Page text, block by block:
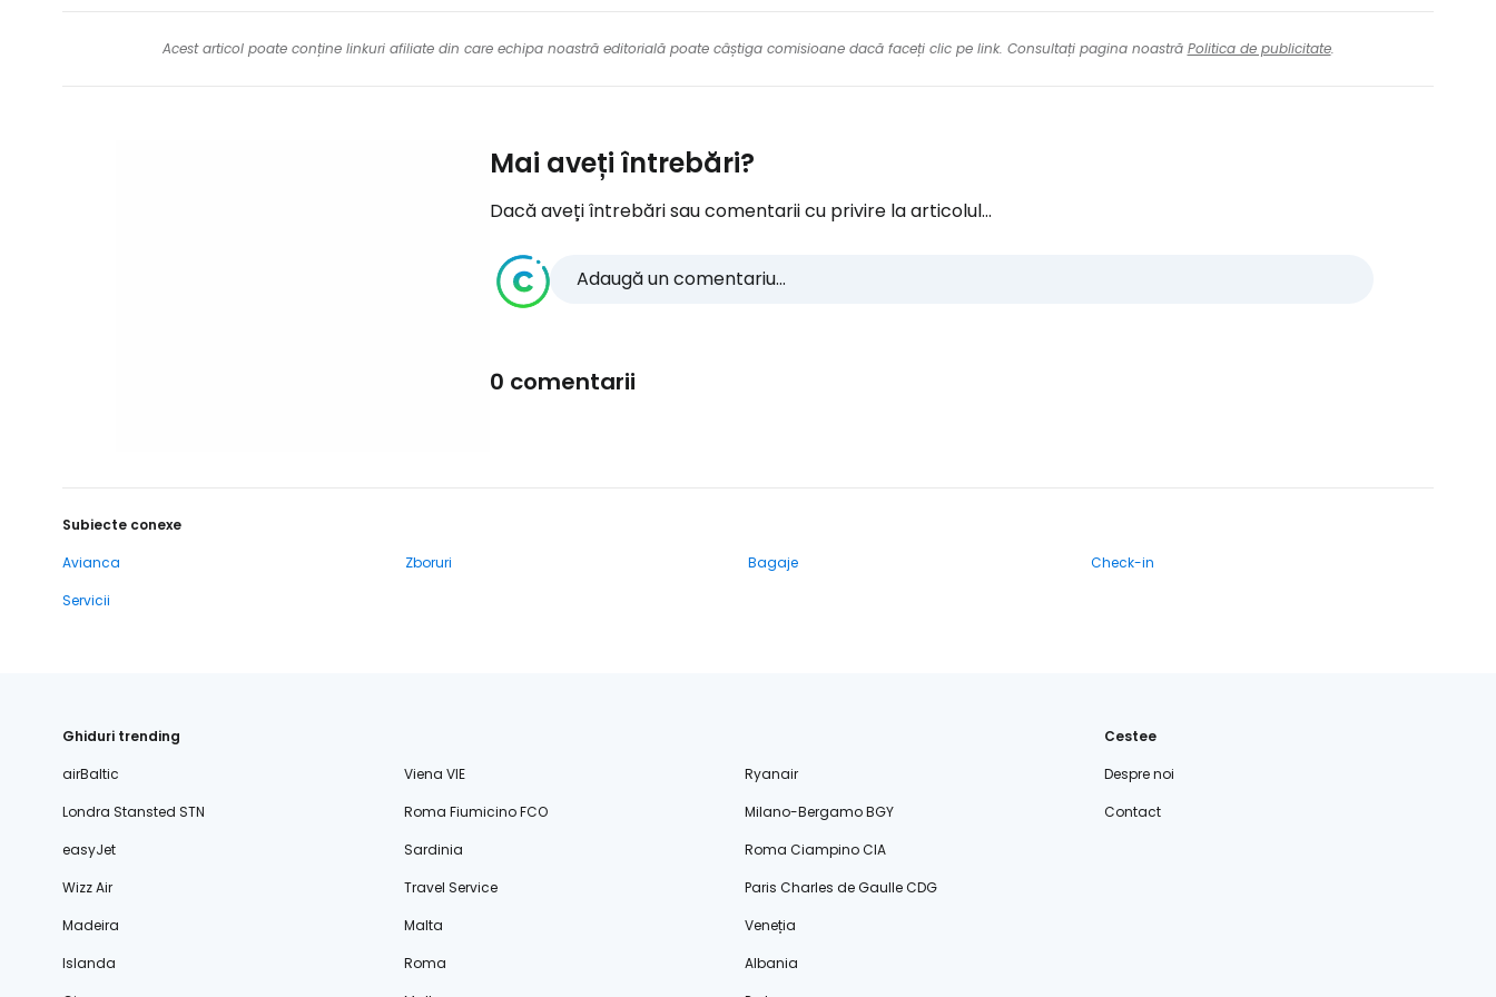
Acest articol poate conține linkuri afiliate din care echipa noastră editorială poate câștiga comisioane dacă faceți clic pe link. Consultați pagina noastră Politica de publicitate.
Mai aveți întrebări?
Dacă aveți întrebări sau comentarii cu privire la articolul...
Adaugă un comentariu...
0 comentarii
Subiecte conexe
Avianca
Zboruri Bagaje
Check-in
Servicii
Ghiduri trending
airBaltic
Viena VIE
Ryanair
Londra Stansted STN
Roma Fiumicino FCO
Milano-Bergamo BGY
easyJet
Sardinia
Roma Ciampino CIA
Wizz Air
Travel Service
Paris Charles de Gaulle CDG
Madeira
Malta
Veneția
Islanda
Roma
Albania
Cestee
Despre noi
Contact